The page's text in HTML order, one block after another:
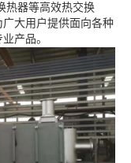
热器等高效热交换
大用户提供面向各种
产品。